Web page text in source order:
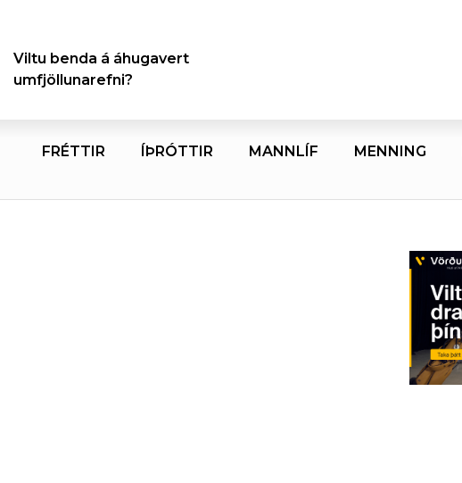
Viltu benda á áhugavert
umfjöllunarefni?
FRÉTTIR ÍÞRÓTTIR MANNLÍF MENNING